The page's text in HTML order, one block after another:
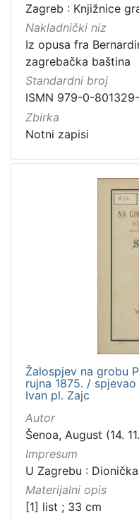
Zagreb : Knjižnice
Nakladnički niz
Iz opusa fra
zagrebačka baština
Standardni broj
ISMN 979-0-
Zbirka
Notni zapisi
Žalospjev na grobu
rujna 1875. /
Ivan pl. Zajc
Autor
Šenoa, August (14.
Impresum
U Zagrebu :
Materijalni opis
[1] list ; 33 cm